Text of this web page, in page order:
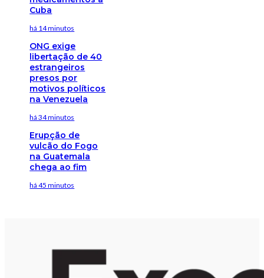
Cuba
há 14 minutos
ONG exige
libertação de 40
estrangeiros
presos por
motivos políticos
na Venezuela
há 34 minutos
Erupção de
vulcão do Fogo
na Guatemala
chega ao fim
há 45 minutos